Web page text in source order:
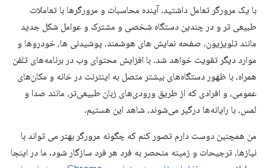
با یک مرورگر تعامل داشتید. آینده محاسبات و مرورگرها با تعاملات
طبیعی تر و در چندین دستگاه شخصی و مشترک و عوامل شکل جدید
مانند تلویزیون، صفحه نمایش های هوشمند، پوشیدنی ها، خودروها و
موارد دیگر تقویت خواهد شد. با افزایش محتوای وب در برنامه‌های تلفن
همراه، با ظهور دستگاه‌های بیشتر متصل به اینترنت در خانه و مکان‌های
عمومی، و افرادی که از طریق ورودی‌های زبان طبیعی‌تر، مانند صدا و
لمس، با رایانه‌ها درگیر می‌شوند، شاهد این هستیم.
من همچنین دوست دارم تصور کنم که چگونه مرورگر بهتر می تواند با
نیازها، ترجیحات و زمینه منحصر به فرد هر فرد سازگار شود. ما در اینجا